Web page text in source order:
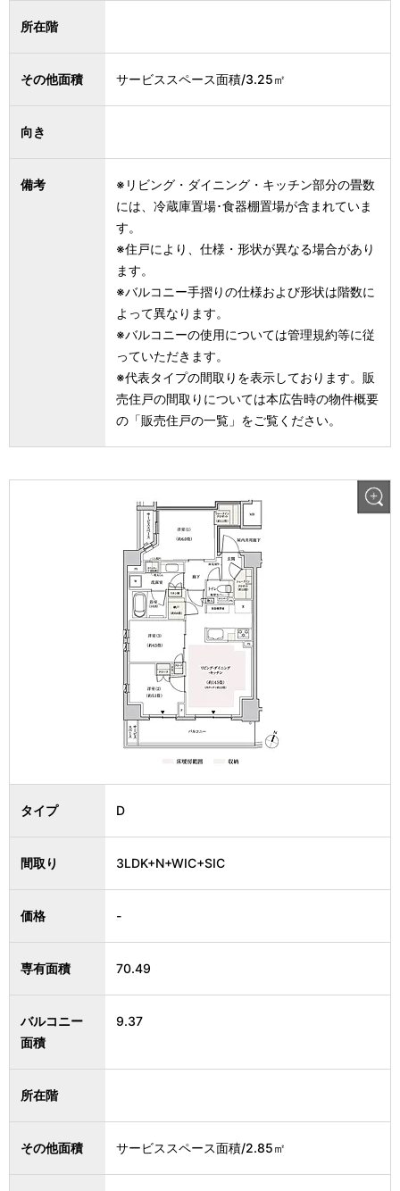
所在階
その他面積 サービススペース面積/3.25㎡
向き
備考
※リビング・ダイニング・キッチン部分の畳数
には、冷蔵庫置場･食器棚置場が含まれていま
す。
※住戸により、仕様・形状が異なる場合があり
ます。
※バルコニー手摺りの仕様および形状は階数に
よって異なります。
※バルコニーの使用については管理規約等に従
っていただきます。
※代表タイプの間取りを表示しております。販
売住戸の間取りについては本広告時の物件概要
の「販売住戸の一覧」をご覧ください。
タイプ D
間取り 3LDK+N+WIC+SIC
価格 -
専有面積 70.49
バルコニー
面積
9.37
所在階
その他面積 サービススペース面積/2.85㎡